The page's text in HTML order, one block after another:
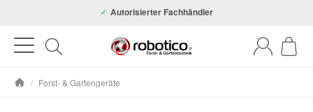
Autorisierter Fachhändler
/ Forst- & Gartengeräte